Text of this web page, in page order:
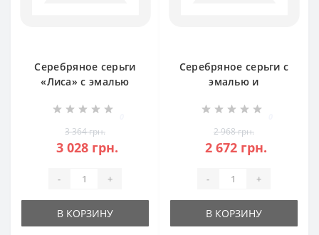
Серебряное серьги
«Лиса» с эмалью
3 364 грн.
3 028 грн.
- +
В КОРЗИНУ
Серебряное серьги с
эмалью и
БР-1321411
2 968 грн.
2 672 грн.
- +
В КОРЗИНУ